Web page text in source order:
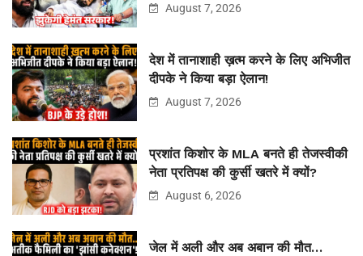
August 7, 2026
देश में तानाशाही ख़त्म करने के लिए अभिजीत
दीपके ने किया बड़ा ऐलान!
August 7, 2026
प्रशांत किशोर के MLA बनते ही तेजस्वीकी
नेता प्रतिपक्ष की कुर्सी खतरे में क्यों?
August 6, 2026
जेल में अली और अब अबान की मौत…